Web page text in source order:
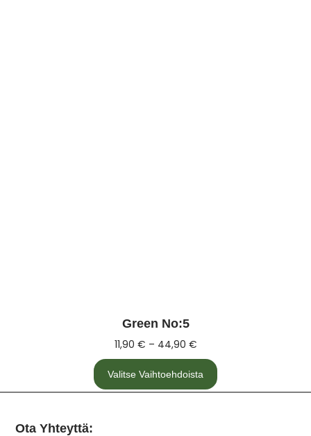
Green No:5
11,90 € – 44,90 €
Valitse Vaihtoehdoista
Ota Yhteyttä: